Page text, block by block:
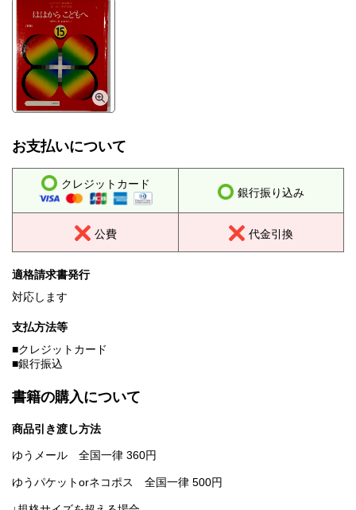
お支払いについて
クレジットカード
銀行振り込み
公費 代金引換
適格請求書発行
対応します
支払方法等
■クレジットカード
■銀行振込
書籍の購入について
商品引き渡し方法
ゆうメール 全国一律 360円
ゆうパケットorネコポス 全国一律 500円